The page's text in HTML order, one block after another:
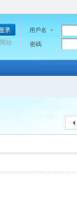
用戶名
密碼
始